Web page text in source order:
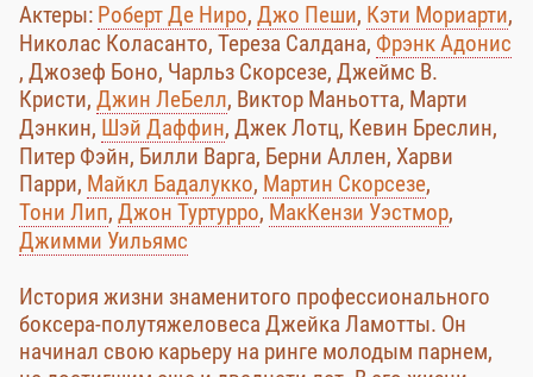
Актеры: Роберт Де Ниро, Джо Пеши, Кэти Мориарти,
Николас Коласанто, Тереза Салдана, Фрэнк Адонис
, Джозеф Боно, Чарльз Скорсезе, Джеймс В.
Кристи, Джин ЛеБелл, Виктор Маньотта, Марти
Дэнкин, Шэй Даффин, Джек Лотц, Кевин Бреслин,
Питер Фэйн, Билли Варга, Берни Аллен, Харви
Парри, Майкл Бадалукко, Мартин Скорсезе,
Тони Лип, Джон Туртурро, МакКензи Уэстмор,
Джимми Уильямс
История жизни знаменитого профессионального
боксера-полутяжеловеса Джейка Ламотты. Он
начинал свою карьеру на ринге молодым парнем,